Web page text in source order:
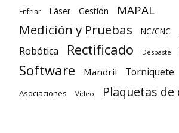
Enfriar Láser Gestión MAPAL
Medición y Pruebas NC/CNC
Robótica Rectificado Desbaste
Software Mandril Torniquete
Asociaciones Video Plaquetas de